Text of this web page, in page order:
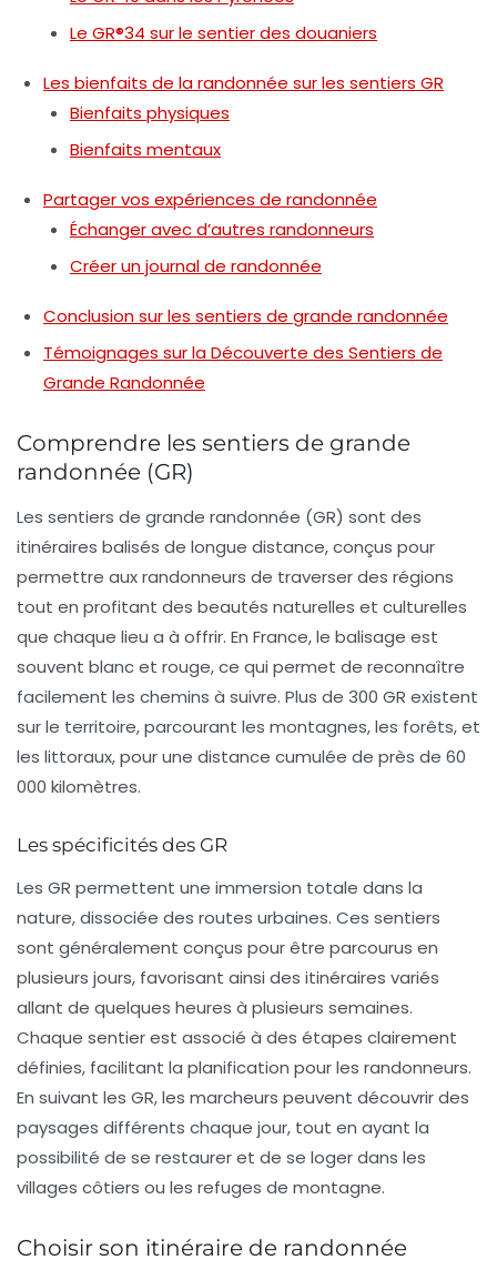
Le GR®34 sur le sentier des douaniers
Les bienfaits de la randonnée sur les sentiers GR
Bienfaits physiques
Bienfaits mentaux
Partager vos expériences de randonnée
Échanger avec d’autres randonneurs
Créer un journal de randonnée
Conclusion sur les sentiers de grande randonnée
Témoignages sur la Découverte des Sentiers de
Grande Randonnée
Comprendre les sentiers de grande
randonnée (GR)
Les sentiers de grande randonnée (GR) sont des
itinéraires balisés de longue distance, conçus pour
permettre aux randonneurs de traverser des régions
tout en profitant des beautés naturelles et culturelles
que chaque lieu a à offrir. En France, le balisage est
souvent blanc et rouge, ce qui permet de reconnaître
facilement les chemins à suivre. Plus de 300 GR existent
sur le territoire, parcourant les montagnes, les forêts, et
les littoraux, pour une distance cumulée de près de 60
000 kilomètres.
Les spécificités des GR
Les GR permettent une immersion totale dans la
nature, dissociée des routes urbaines. Ces sentiers
sont généralement conçus pour être parcourus en
plusieurs jours, favorisant ainsi des itinéraires variés
allant de quelques heures à plusieurs semaines.
Chaque sentier est associé à des étapes clairement
définies, facilitant la planification pour les randonneurs.
En suivant les GR, les marcheurs peuvent découvrir des
paysages différents chaque jour, tout en ayant la
possibilité de se restaurer et de se loger dans les
villages côtiers ou les refuges de montagne.
Choisir son itinéraire de randonnée